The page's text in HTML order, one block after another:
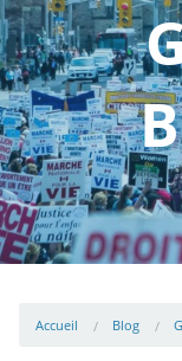
Boutique
Accueil Blog